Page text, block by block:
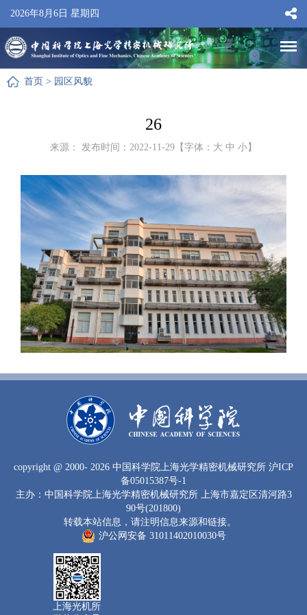
2026年8月6日 星期四
首页 > 园区风貌
26
来源： 发布时间：2022-11-29【字体： 大 中 小 】
copyright @ 2000- 2026 中国科学院上海光学精密机械研究所 沪ICP
备05015387号-1
主办：中国科学院上海光学精密机械研究所 上海市嘉定区清河路3
90号(201800)
转载本站信息，请注明信息来源和链接。
沪公网安备 31011402010030号
上海光机所